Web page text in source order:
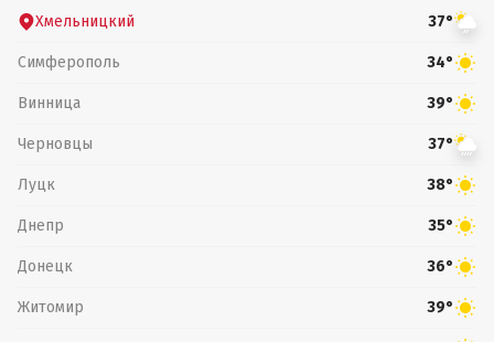
Хмельницкий 37°
Симферополь 34°
Винница 39°
Черновцы 37°
Луцк 38°
Днепр 35°
Донецк 36°
Житомир 39°